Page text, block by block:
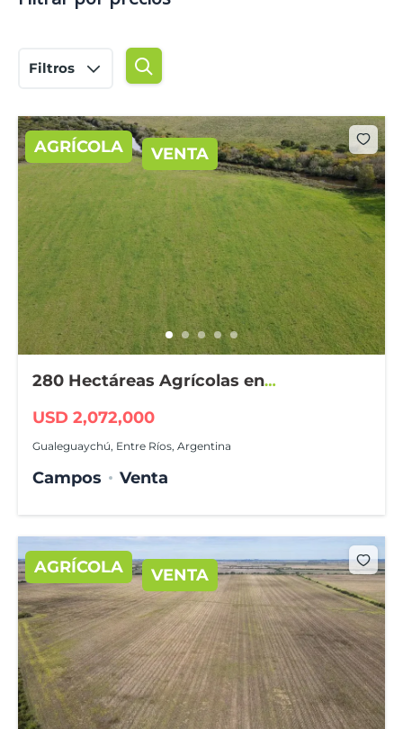
Filtros
AGRÍCOLA VENTA
280 Hectáreas Agrícolas en
USD 2,072,000
Gualeguaychú, Entre Ríos, Argentina
Campos Venta
AGRÍCOLA VENTA